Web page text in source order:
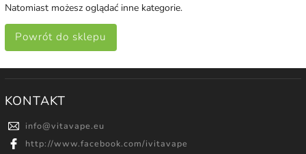
Natomiast możesz oglądać inne kategorie.
Powrót do sklepu
KONTAKT
info@vitavape.eu
http://www.facebook.com/ivitavape